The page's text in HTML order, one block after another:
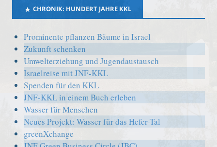
CHRONIK: HUNDERT JAHRE KKL
Prominente pflanzen Bäume in Israel
Zukunft schenken
Umwelterziehung und Jugendaustausch
Israelreise mit JNF-KKL
Spenden für den KKL
JNF-KKL in einem Buch erleben
Wasser für Menschen
Neues Projekt: Wasser für das Hefer-Tal
greenXchange